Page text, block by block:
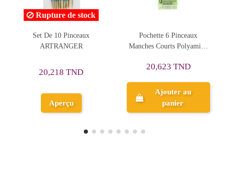
de stock
10 Pinceaux
Pochette 6 Pinceaux
Manches Courts Polyamide
panier